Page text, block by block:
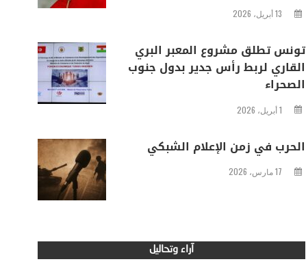
13 أبريل، 2026
تونس تطلق مشروع المعبر البري
القاري لربط رأس جدير بدول جنوب
الصحراء
1 أبريل، 2026
الحرب في زمن الإعلام الشبكي
17 مارس، 2026
آراء وتحاليل